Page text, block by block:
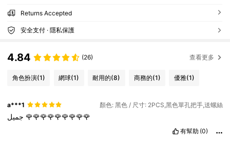
Returns Accepted
安全支付 · 隱私保護
4.84 (26) 查看更多
角色扮演(1) 網球(1) 耐用的(8) 商務的(1) 優雅(1)
a***1 顏色: 黑色 / 尺寸: 2PCS,黑色單孔把手,送螺絲
جميل🌹🌹🌹🌹🌹🌹🌹🌹🌹
有幫助 (0)